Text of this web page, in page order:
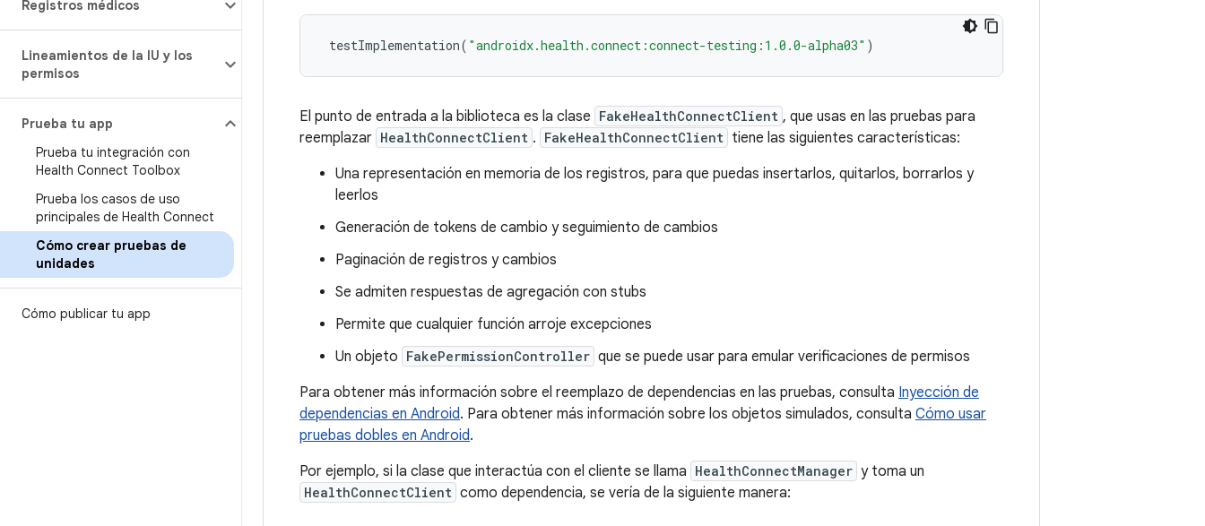
Registros médicos
Lineamientos de la IU y los
permisos
Prueba tu app
Prueba tu integración con
Health Connect Toolbox
Prueba los casos de uso
principales de Health Connect
Cómo crear pruebas de
unidades
Cómo publicar tu app
testImplementation( "androidx.health.connect:connect-testing:1.0.0-alpha03" )
El punto de entrada a la biblioteca es la clase FakeHealthConnectClient , que usas en las pruebas para
reemplazar HealthConnectClient . FakeHealthConnectClient tiene las siguientes características:
Una representación en memoria de los registros, para que puedas insertarlos, quitarlos, borrarlos y
leerlos
Generación de tokens de cambio y seguimiento de cambios
Paginación de registros y cambios
Se admiten respuestas de agregación con stubs
Permite que cualquier función arroje excepciones
Un objeto FakePermissionController que se puede usar para emular verificaciones de permisos
Para obtener más información sobre el reemplazo de dependencias en las pruebas, consulta Inyección de
dependencias en Android. Para obtener más información sobre los objetos simulados, consulta Cómo usar
pruebas dobles en Android.
Por ejemplo, si la clase que interactúa con el cliente se llama HealthConnectManager y toma un
HealthConnectClient como dependencia, se vería de la siguiente manera: